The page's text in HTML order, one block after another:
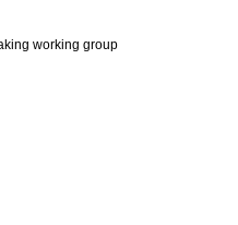
working group